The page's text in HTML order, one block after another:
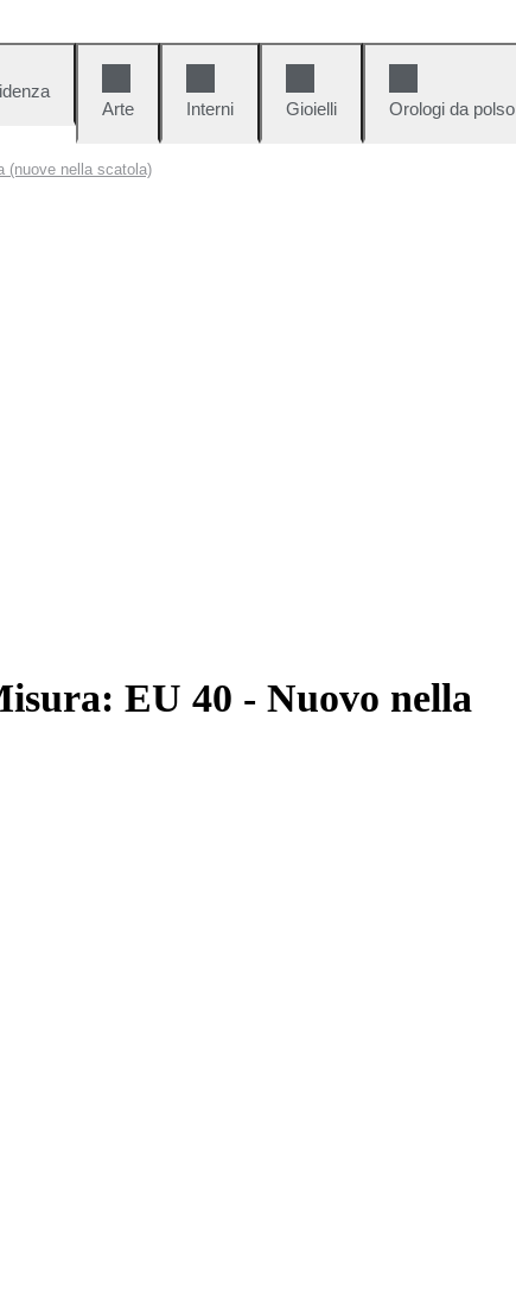
Arte
Interni Gioielli Orologi da polso
(nuove nella scatola)
EU 40 - Nuovo nella